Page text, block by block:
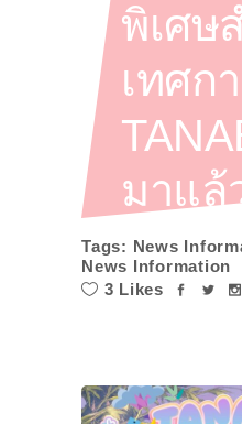
พิเศษ
เทศก
มาแล้
Tags: News
News Information
3 Likes